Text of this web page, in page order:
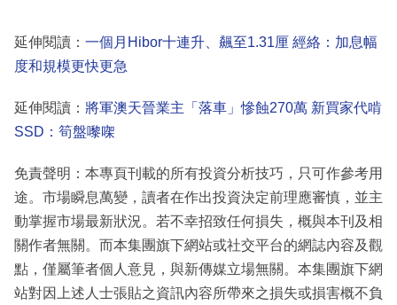
延伸閱讀： 一個月Hibor十連升、飆至1.31厘 經絡：加息幅
度和規模更快更急
延伸閱讀： 將軍澳天晉業主「落車」慘蝕270萬 新買家代啃
SSD：筍盤嚟㗎
免責聲明：本專頁刊載的所有投資分析技巧，只可作參考用
途。市場瞬息萬變，讀者在作出投資決定前理應審慎，並主
動掌握市場最新狀況。若不幸招致任何損失，概與本刊及相
關作者無關。而本集團旗下網站或社交平台的網誌內容及觀
點，僅屬筆者個人意見，與新傳媒立場無關。本集團旗下網
站對因上述人士張貼之資訊內容所帶來之損失或損害概不負